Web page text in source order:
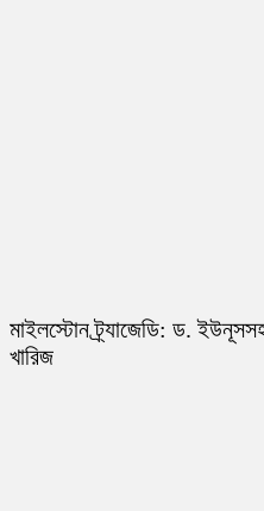
মাইলস্টোন ট্র্যাজেডি: ড.
খারিজ